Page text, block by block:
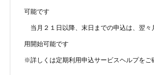
可能です
当月２１日以降、末日までの申込は、翌々
用開始可能です
※詳しくは定期利用申込サービスヘルプをご